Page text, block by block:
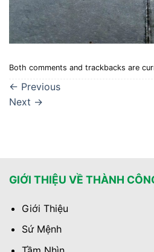
Both comments and trackbacks are
← Previous
Next →
GIỚI THIỆU VỀ THÀNH
Giới Thiệu
Sứ Mệnh